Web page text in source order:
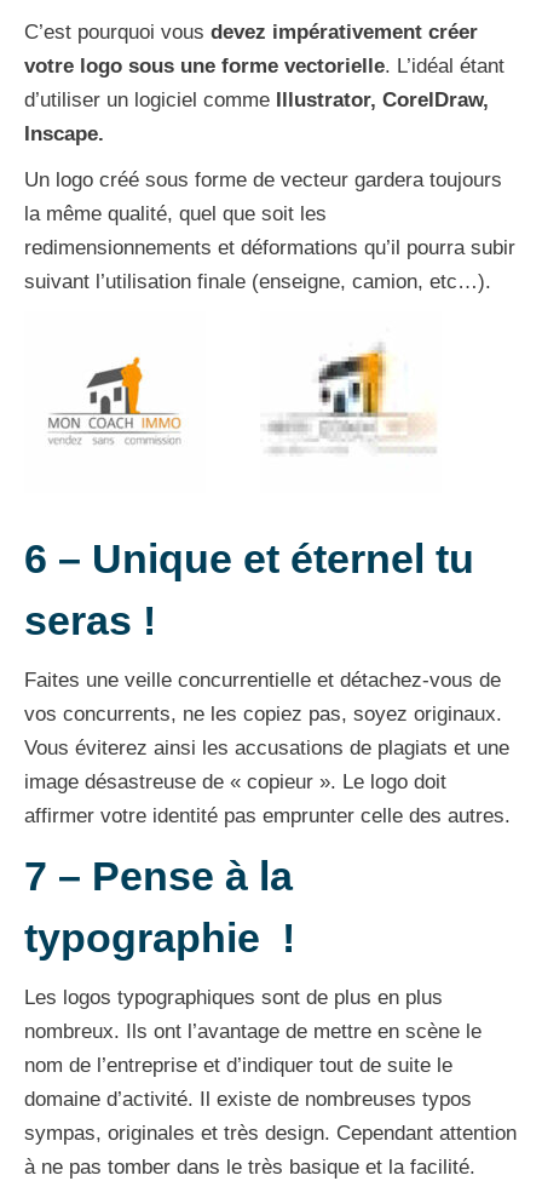
C’est pourquoi vous devez impérativement créer
votre logo sous une forme vectorielle. L’idéal étant
d’utiliser un logiciel comme
Illustrator, CorelDraw,
Inscape.
Un logo créé sous forme de vecteur gardera toujours
la même qualité, quel que soit les
redimensionnements et déformations qu’il pourra subir
suivant l’utilisation finale (enseigne, camion, etc…).
6 – Unique et éternel tu
seras !
Faites une veille concurrentielle et détachez-vous de
vos concurrents, ne les copiez pas, soyez originaux.
Vous éviterez ainsi les accusations de plagiats et une
image désastreuse de « copieur ». Le logo doit
affirmer votre identité pas emprunter celle des autres.
7 – Pense à la
typographie !
Les logos typographiques sont de plus en plus
nombreux. Ils ont l’avantage de mettre en scène le
nom de l’entreprise et d’indiquer tout de suite le
domaine d’activité. Il existe de nombreuses typos
sympas, originales et très design. Cependant attention
à ne pas tomber dans le très basique et la facilité.